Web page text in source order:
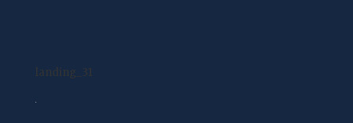
landing_31